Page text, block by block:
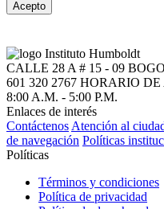
Acepto
CALLE 28 A # 15 - 09
601 320 2767 HORARIO DE
8:00 A.M. - 5:00 P.M.
Enlaces de interés
Contáctenos Atención al
de navegación Políticas
Políticas
Términos y condiciones
Política de privacidad